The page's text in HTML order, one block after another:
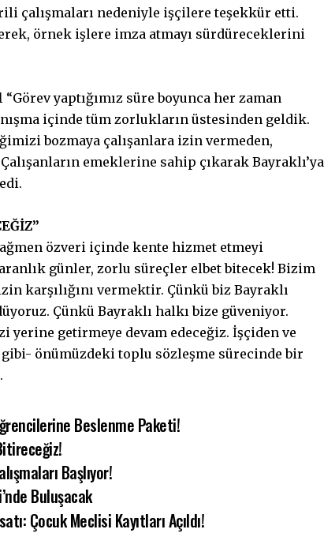
çalışmaları nedeniyle işçilere teşekkür etti.
örnek işlere imza atmayı sürdüreceklerini
“Görev yaptığımız süre boyunca her zaman
içinde tüm zorlukların üstesinden geldik.
bozmaya çalışanlara izin vermeden,
emeklerine sahip çıkarak Bayraklı’ya
özveri içinde kente hizmet etmeyi
günler, zorlu süreçler elbet bitecek! Bizim
karşılığını vermektir. Çünkü biz Bayraklı
Çünkü Bayraklı halkı bize güveniyor.
yerine getirmeye devam edeceğiz. İşçiden ve
gibi- önümüzdeki toplu sözleşme sürecinde bir
Beslenme Paketi!
Başlıyor!
Buluşacak
Çocuk Meclisi Kayıtları Açıldı!